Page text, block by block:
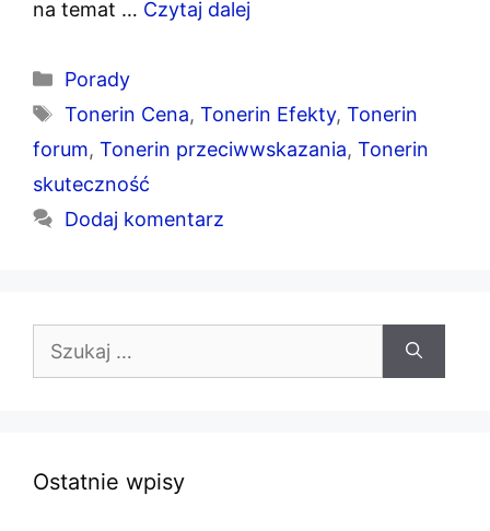
na temat … Czytaj dalej
Kategorie
Porady
Tagi
Tonerin Cena, Tonerin Efekty, Tonerin
forum, Tonerin przeciwwskazania, Tonerin
skuteczność
Dodaj komentarz
Ostatnie wpisy